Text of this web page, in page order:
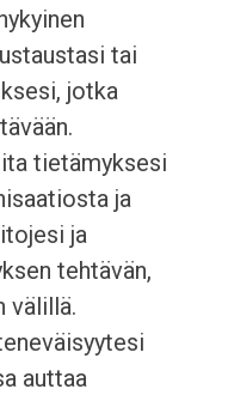
tai
jotka
tietämyksesi
ja
ja
tehtävän,
välillä.
auttaa